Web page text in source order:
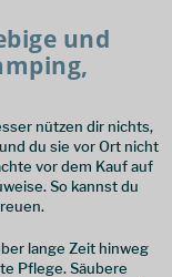
und
nützen dir nichts,
du sie vor Ort nicht
vor dem Kauf auf
So kannst du
lange Zeit hinweg
Pflege. Säubere